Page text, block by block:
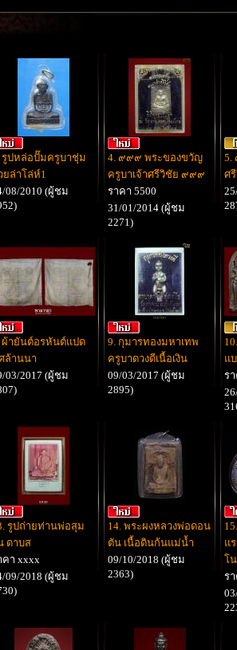
รูปหล่อปั๊มครูบาชุ่ม
ยล่าโล่ห์1
08/2010 (ผู้ชม
4. ๙๙๙ พระของขวัญ
ครูบาเจ้าศรีวิชัย ๙๙๙
ราคา 5500
31/01/2014 (ผู้ชม
2271)
5.
ศ
ผ้ายันต์อรหันต์แปด
ล้านนา
03/2017 (ผู้ชม
9. กุมารทองมหาเทพ
ครูบาดวงดีเนื้อเงิน
09/03/2017 (ผู้ชม
2895)
แ
ร
รูปถ่ายท่านพ่อสุม
ดาบส
คา xxxx
09/2018 (ผู้ชม
14. พระผงหลวงพ่อดอน
ตัน เนื้อดินก้นแม่น้ำ
09/10/2018 (ผู้ชม
2363)
แ
โ
ร